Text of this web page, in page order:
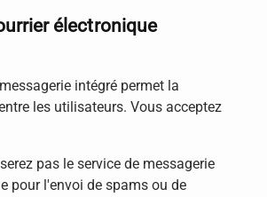
électronique
intégré permet la
les utilisateurs. Vous acceptez
pas le service de messagerie
pour l'envoi de spams ou de